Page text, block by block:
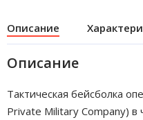
Описание
Описание
Тактическая бейсболка
Private Military Company)